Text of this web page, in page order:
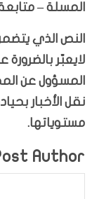
المسلة –
النص الذي
لايعبّر
المسؤول عن
نقل الأخبار
مستوياتها.
Author